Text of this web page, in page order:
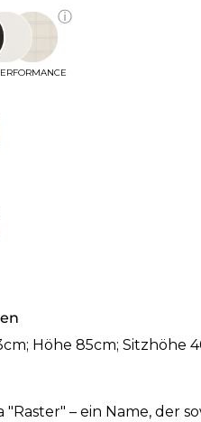
ⓘ
Höhe 85cm; Sitzhöhe
– ein Name, der